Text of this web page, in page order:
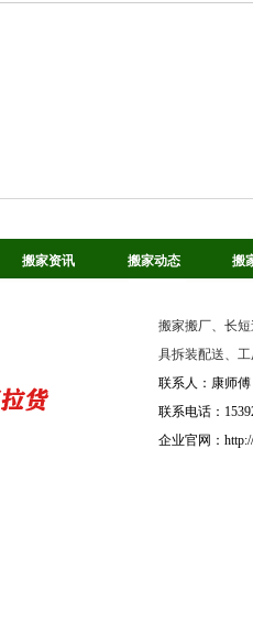
搬家资讯 搬家动态 搬
搬家搬厂、长
具拆装配送、
联系人：康师傅
联系电话：
企业官网：